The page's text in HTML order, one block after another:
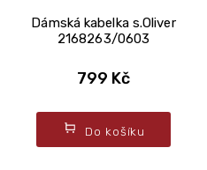
Dámská kabelka s.Oliver
2168263/0603
799 Kč
Do košíku